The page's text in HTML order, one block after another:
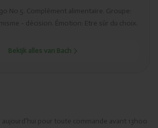
No 5. Complément alimentaire. Groupe:
- décision. Émotion: Etre sûr du choix.
Bekijk alles van Bach
pour toute commande avant 13h00